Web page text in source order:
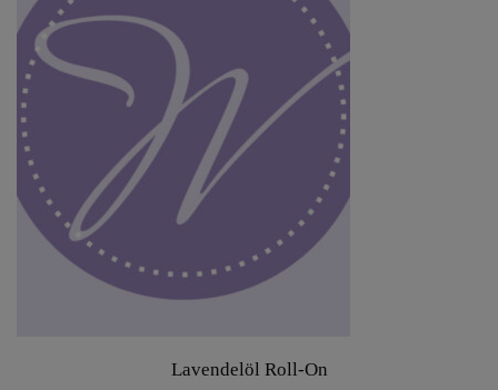
Lavendelöl Roll-On